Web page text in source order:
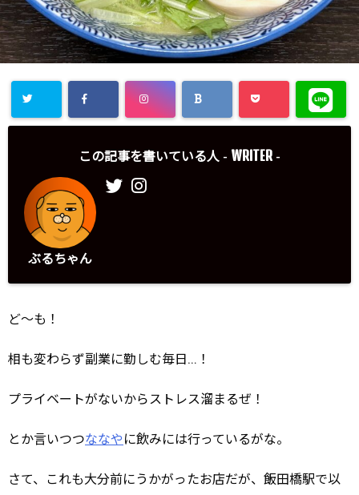
この記事を書いている人 - WRITER -
ぶるちゃん
ど～も！
相も変わらず副業に勤しむ毎日…！
プライベートがないからストレス溜まるぜ！
とか言いつつななや に飲みには行っているがな。
さて、これも大分前にうかがったお店だが、飯田橋駅で以